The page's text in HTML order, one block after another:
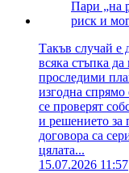
Такъв случай е
всяка стъпка
проследими
изгодна
се проверят
и решението за
договора са
цялата...
15.07.2026 11:57